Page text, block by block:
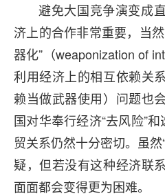
避免大国竞争演变成
济上的合作非常重要，当
器化”（weaponization of
利用经济上的相互依赖关
赖当做武器使用）问题也
国对华奉行经济“去风险”
贸关系仍然十分密切。虽
疑，但若没有这种经济联
面面都会变得更为困难。